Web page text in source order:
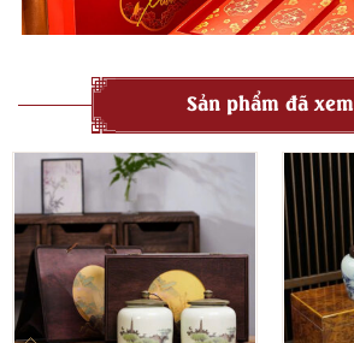
Sản phẩm đã xem